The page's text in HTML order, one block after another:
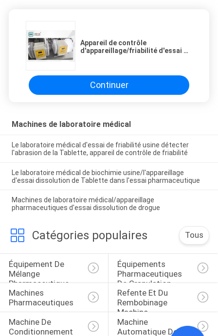
Appareil de contrôle
d'appareillage/friabilité d'essai de
Continuer
Machines de laboratoire médical
Le laboratoire médical d'essai de friabilité usine détecter
l'abrasion de la Tablette, appareil de contrôle de friabilité
Le laboratoire médical de biochimie usine/l'appareillage
d'essai dissolution de Tablette dans l'essai pharmaceutique
Machines de laboratoire médical/appareillage
pharmaceutiques d'essai dissolution de drogue
Catégories populaires Tous
Équipement De
Mélange
Pharmaceutique
Équipements
Pharmaceutiques
De Granulation
Machines
Pharmaceutiques
Refente Et Du
Rembobinage
Machine
Machine De
Conditionnement
Machine
Automatique De